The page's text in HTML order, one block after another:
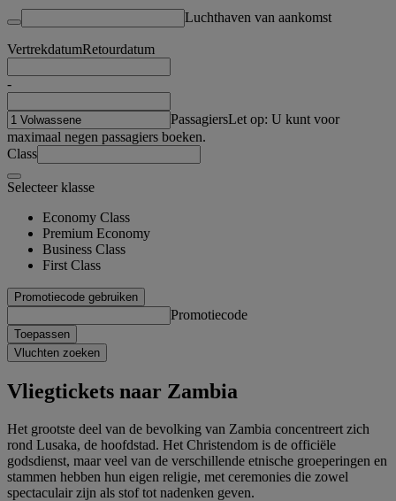
Luchthaven van aankomst
VertrekdatumRetourdatum
-
PassagiersLet op: U kunt voor
maximaal negen passagiers boeken.
Class
Selecteer klasse
Economy Class
Premium Economy
Business Class
First Class
Promotiecode gebruiken
Promotiecode
Toepassen
Vluchten zoeken
Vliegtickets naar Zambia
Het grootste deel van de bevolking van Zambia concentreert zich
rond Lusaka, de hoofdstad. Het Christendom is de officiële
godsdienst, maar veel van de verschillende etnische groeperingen en
stammen hebben hun eigen religie, met ceremonies die zowel
spectaculair zijn als stof tot nadenken geven.